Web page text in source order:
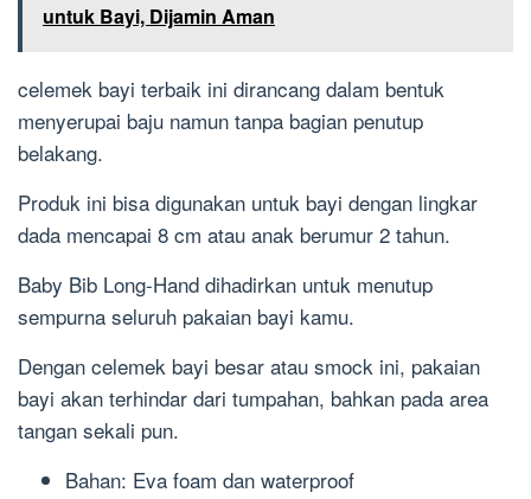
untuk Bayi, Dijamin Aman
celemek bayi terbaik ini dirancang dalam bentuk
menyerupai baju namun tanpa bagian penutup
belakang.
Produk ini bisa digunakan untuk bayi dengan lingkar
dada mencapai 8 cm atau anak berumur 2 tahun.
Baby Bib Long-Hand dihadirkan untuk menutup
sempurna seluruh pakaian bayi kamu.
Dengan celemek bayi besar atau smock ini, pakaian
bayi akan terhindar dari tumpahan, bahkan pada area
tangan sekali pun.
Bahan: Eva foam dan waterproof